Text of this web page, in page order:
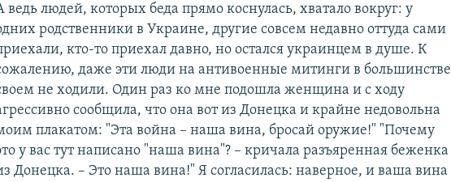
ведь людей, которых беда прямо коснулась, хватало вокруг: у
родственники в Украине, другие совсем недавно оттуда сами
кто-то приехал давно, но остался украинцем в душе. К
даже эти люди на антивоенные митинги в большинстве
не ходили. Один раз ко мне подошла женщина и с ходу
сообщила, что она вот из Донецка и крайне недовольна
плакатом: "Эта война – наша вина, бросай оружие!" "Почему
у вас тут написано "наша вина"? – кричала разъяренная беженка
Донецка. – Это наша вина!" Я согласилась: наверное, и ваша вина